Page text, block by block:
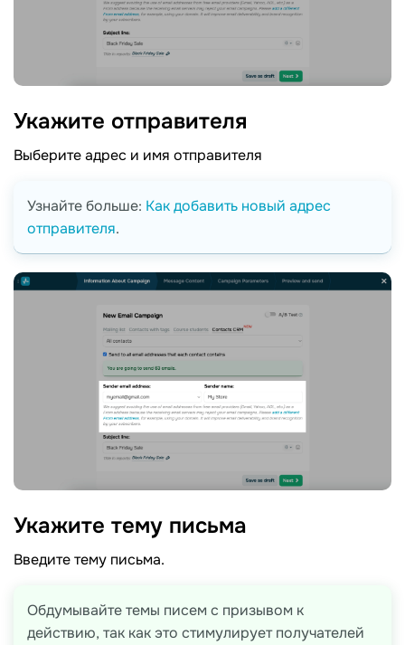
Укажите отправителя
Выберите адрес и имя отправителя
Узнайте больше: Как добавить новый адрес
отправителя.
Укажите тему письма
Введите тему письма.
Обдумывайте темы писем с призывом к
действию, так как это стимулирует получателей